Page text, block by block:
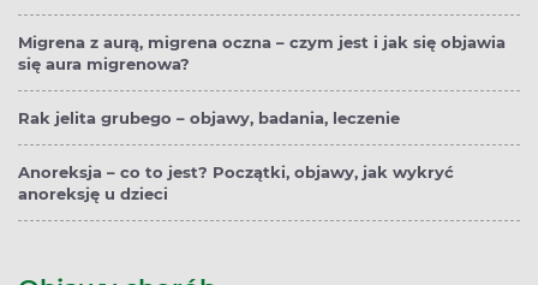
Migrena z aurą, migrena oczna – czym jest i jak się objawia
się aura migrenowa?
Rak jelita grubego – objawy, badania, leczenie
Anoreksja – co to jest? Początki, objawy, jak wykryć
anoreksję u dzieci